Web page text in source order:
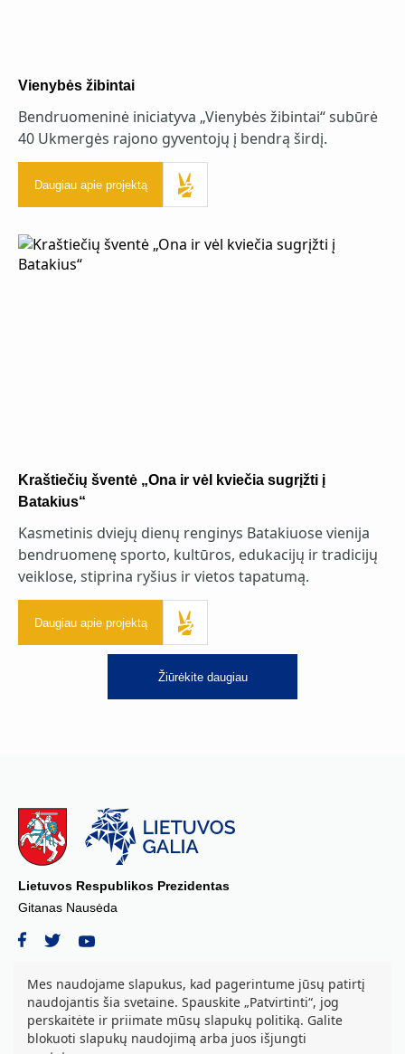
Vienybės žibintai
Bendruomeninė iniciatyva „Vienybės žibintai“ subūrė
40 Ukmergės rajono gyventojų į bendrą širdį.
Daugiau apie projektą
Kraštiečių šventė „Ona ir vėl kviečia sugrįžti į
Batakius“
Kasmetinis dviejų dienų renginys Batakiuose vienija
bendruomenę sporto, kultūros, edukacijų ir tradicijų
veiklose, stiprina ryšius ir vietos tapatumą.
Daugiau apie projektą
Žiūrėkite daugiau
Lietuvos Respublikos Prezidentas
Gitanas Nausėda
© 2026 Lietuvos Respublikos Prezidento kanceliarija, biudžetinė įstaiga.
Visos teisės saugomos.
S. Daukanto a. 3, LT-01122 Vilnius tel. +37069842639, el. paštas:
Mes naudojame slapukus, kad pagerintume jūsų patirtį
naudojantis šia svetaine. Spauskite „Patvirtinti“, jog
perskaitėte ir priimate mūsų slapukų politiką. Galite
blokuoti slapukų naudojimą arba juos išjungti